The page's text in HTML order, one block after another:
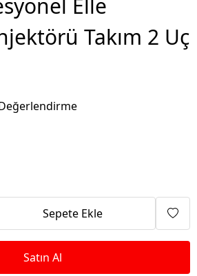
Elle
Takım 2 Uç
Sepete Ekle
Satın Al